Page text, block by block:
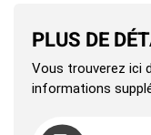
PLUS DE
Vous trouverez ici
informations